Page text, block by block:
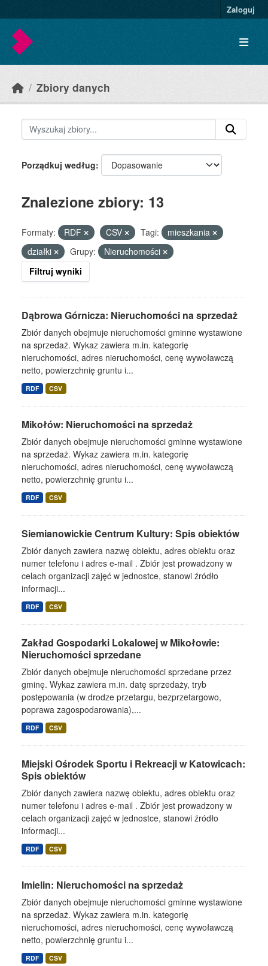
Zaloguj
Zbiory danych
Porządkuj według
Znalezione zbiory: 13
Formaty: RDF CSV Tagi:
mieszkania
działki
Grupy:
Nieruchomości
Filtruj wyniki
Dąbrowa Górnicza: Nieruchomości na sprzedaż
Zbiór danych obejmuje nieruchomości gminne wystawione
na sprzedaż. Wykaz zawiera m.in. kategorię
nieruchomości, adres nieruchomości, cenę wywoławczą
netto, powierzchnię gruntu i...
RDF CSV
Mikołów: Nieruchomości na sprzedaż
Zbiór danych obejmuje nieruchomości gminne wystawione
na sprzedaż. Wykaz zawiera m.in. kategorię
nieruchomości, adres nieruchomości, cenę wywoławczą
netto, powierzchnię gruntu i...
RDF CSV
Siemianowickie Centrum Kultury: Spis obiektów
Zbiór danych zawiera nazwę obiektu, adres obiektu oraz
numer telefonu i adres e-mail . Zbiór jest prowadzony w
celach organizacji zajęć w jednostce, stanowi źródło
informacji...
RDF CSV
Zakład Gospodarki Lokalowej w Mikołowie:
Nieruchomości sprzedane
Zbiór danych obejmuje nieruchomości sprzedane przez
gminę. Wykaz zawiera m.in. datę sprzedaży, tryb
postępowania (w drodze przetargu, bezprzetargowo,
poprawa zagospodarowania),...
RDF CSV
Miejski Ośrodek Sportu i Rekreacji w Katowicach:
Spis obiektów
Zbiór danych zawiera nazwę obiektu, adres obiektu oraz
numer telefonu i adres e-mail . Zbiór jest prowadzony w
celach organizacji zajęć w jednostce, stanowi źródło
informacji...
RDF CSV
Imielin: Nieruchomości na sprzedaż
Zbiór danych obejmuje nieruchomości gminne wystawione
na sprzedaż. Wykaz zawiera m.in. kategorię
nieruchomości, adres nieruchomości, cenę wywoławczą
netto, powierzchnię gruntu i...
RDF CSV